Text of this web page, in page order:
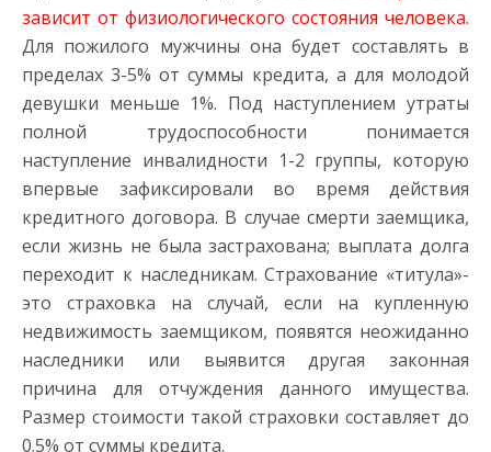
зависит от физиологического состояния человека.
Для пожилого мужчины она будет составлять в
пределах 3-5% от суммы кредита, а для молодой
девушки меньше 1%. Под наступлением утраты
полной трудоспособности понимается
наступление инвалидности 1-2 группы, которую
впервые зафиксировали во время действия
кредитного договора. В случае смерти заемщика,
если жизнь не была застрахована; выплата долга
переходит к наследникам. Страхование «титула»-
это страховка на случай, если на купленную
недвижимость заемщиком, появятся неожиданно
наследники или выявится другая законная
причина для отчуждения данного имущества.
Размер стоимости такой страховки составляет до
0.5% от суммы кредита.